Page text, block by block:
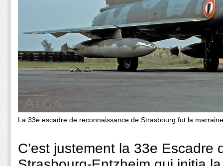
La 33e escadre de reconnaissance de Strasbourg fut la
C’est justement la 33e Escadre